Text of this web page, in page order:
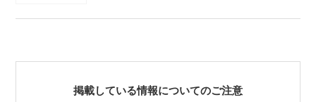
掲載している情報についてのご注意